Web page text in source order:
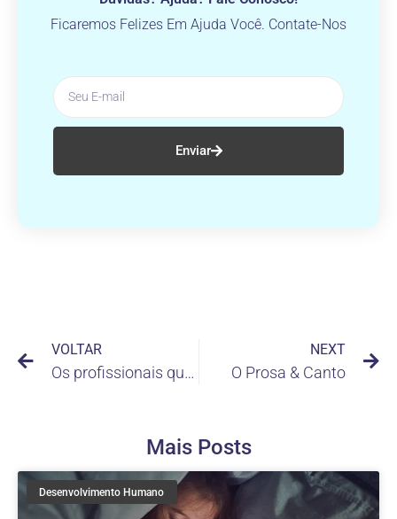
Ficaremos Felizes Em Ajuda Você. Contate-Nos
Enviar
VOLTAR
Os profissionais que não conseguem emprego por serem ‘superqualificados’
NEXT
O Prosa & Canto
Mais Posts
Desenvolvimento Humano